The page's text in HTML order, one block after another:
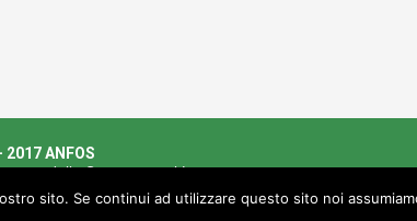
ANFOS
della Sicurezza sul Lavoro
Termini e condizioni- Sportello Garanzia
sito. Se continui ad utilizzare questo sito noi